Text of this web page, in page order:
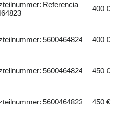
Referencia
400 €
5600464824 400 €
5600464824 450 €
5600464823 450 €